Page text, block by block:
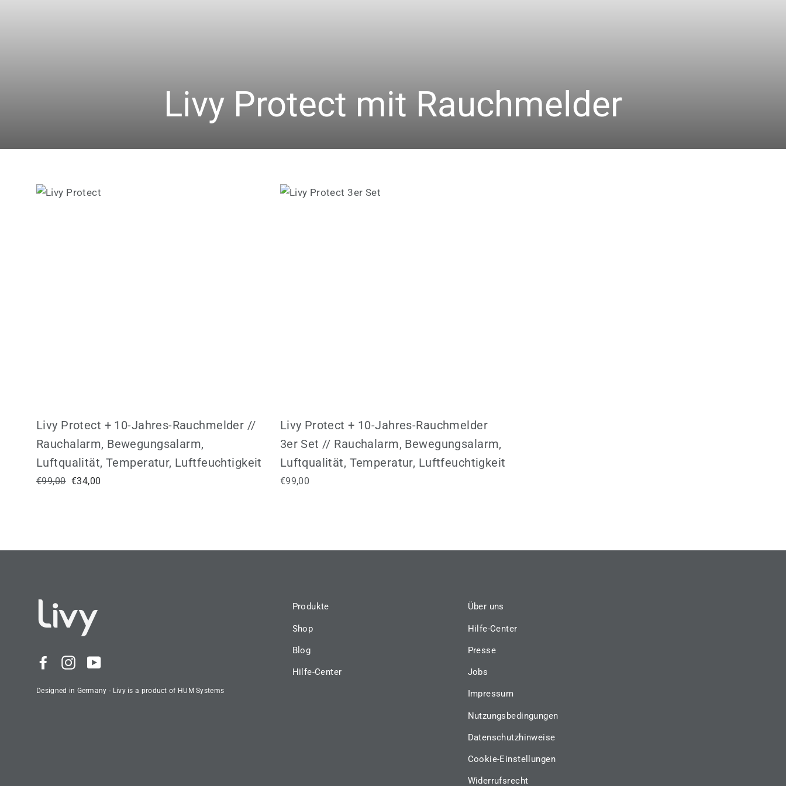
Livy Protect mit Rauchmelder
Livy Protect + 10-Jahres-Rauchmelder //
Rauchalarm, Bewegungsalarm,
Luftqualität, Temperatur, Luftfeuchtigkeit
Normaler
€99,00 Sonderpreis
€34,00
Livy Protect + 10-Jahres-Rauchmelder
3er Set // Rauchalarm, Bewegungsalarm,
Luftqualität, Temperatur, Luftfeuchtigkeit
€99,00
FacebookInstagramYouTube
Designed in Germany - Livy is a product of HUM Systems
Produkte
Shop
Blog
Hilfe-Center
Über uns
Hilfe-Center
Presse
Jobs
Impressum
Nutzungsbedingungen
Datenschutzhinweise
Cookie-Einstellungen
Widerrufsrecht